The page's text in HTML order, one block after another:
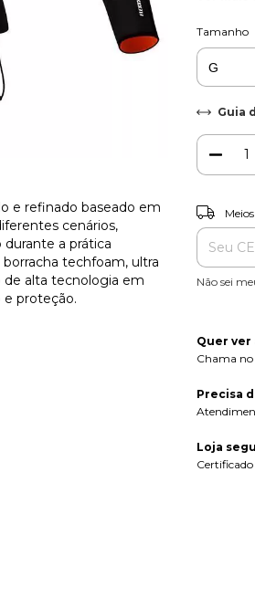
e refinado baseado em
cenários,
a prática
techfoam, ultra
de alta tecnologia em
proteção.
Tamanho
Guia
Entregas
Não sei
Quer ver
Chama no
Precisa
Loja